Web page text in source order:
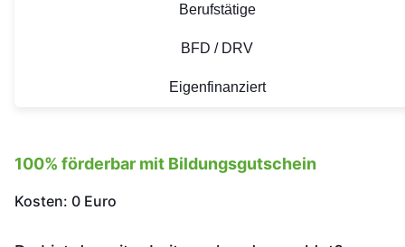
Berufstätige
BFD / DRV
Eigenfinanziert
100% förderbar mit Bildungsgutschein
Kosten: 0 Euro